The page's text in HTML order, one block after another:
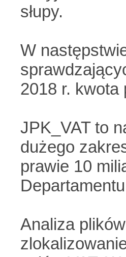
słupy.
W
2018 r. kwota
JPK_VAT to
dużego
prawie 10
Analiza